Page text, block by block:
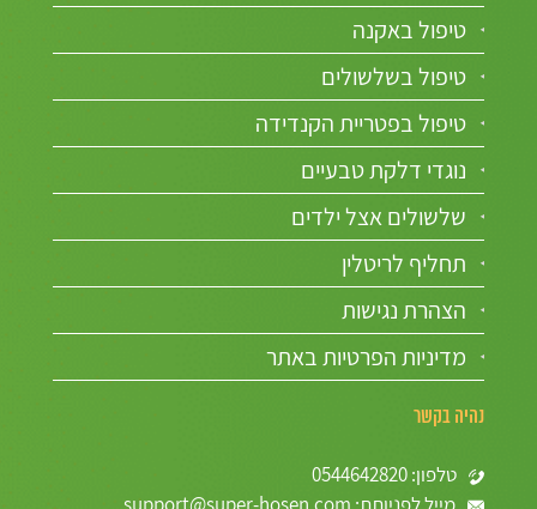
טיפול באקנה
טיפול בשלשולים
טיפול בפטריית הקנדידה
נוגדי דלקת טבעיים
שלשולים אצל ילדים
תחליף לריטלין
הצהרת נגישות
מדיניות הפרטיות באתר
נהיה בקשר
טלפון: 0544642820